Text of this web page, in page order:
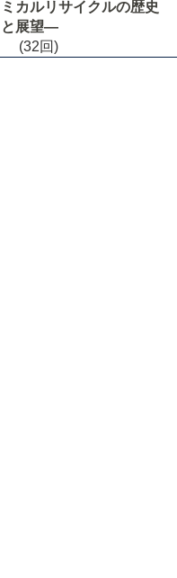
ミカルリサイクルの歴史
と展望―
(32回)